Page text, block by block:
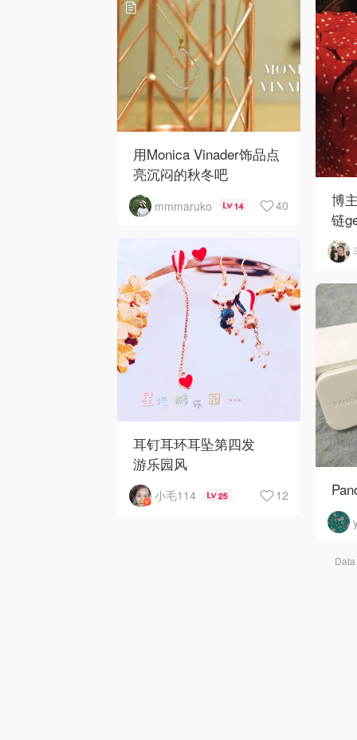
用Monica Vinader饰品点
亮沉闷的秋冬吧
mmmaruko 14 40
博
链
经
真
简
这
耳钉耳环耳坠第四发
游乐园风
两个不对称耳钉
长款气球可以藏住头发里
小毛114 25 12